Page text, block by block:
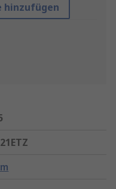
hinzufügen